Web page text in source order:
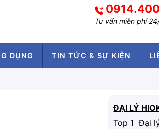
Tư vấn miễn phí
DỤNG TIN TỨC & SỰ KIỆN
ĐẠI LÝ
Top 1 Đại